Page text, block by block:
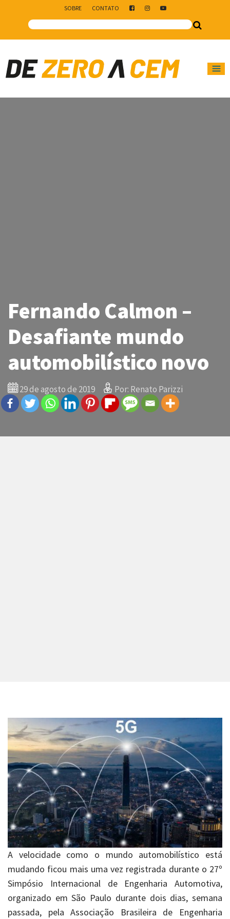
SOBRE CONTATO
Main Navigation
Fernando Calmon –
Desafiante mundo
automobilístico novo
29 de agosto de 2019 Por: Renato Parizzi
A velocidade como o mundo automobilístico está
mudando ficou mais uma vez registrada durante o 27º
Simpósio Internacional de Engenharia Automotiva,
organizado em São Paulo durante dois dias, semana
passada, pela Associação Brasileira de Engenharia